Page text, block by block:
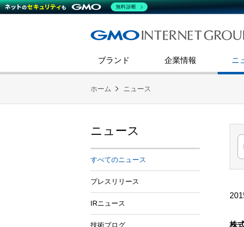
ブランド
企業情報
会社概要
社史
ニ
技術ブログ
インターネットセキュリティ事業
コミュニケーション
ダイバーシティ＆インクルージョン
熊谷正寿が語るグループ成長戦略・
財務・業績
第二新卒採用
ホーム ニュース
株
ニュース
すべてのニュース
プレスリリース
IRニュース
技術ブログ
無料診断